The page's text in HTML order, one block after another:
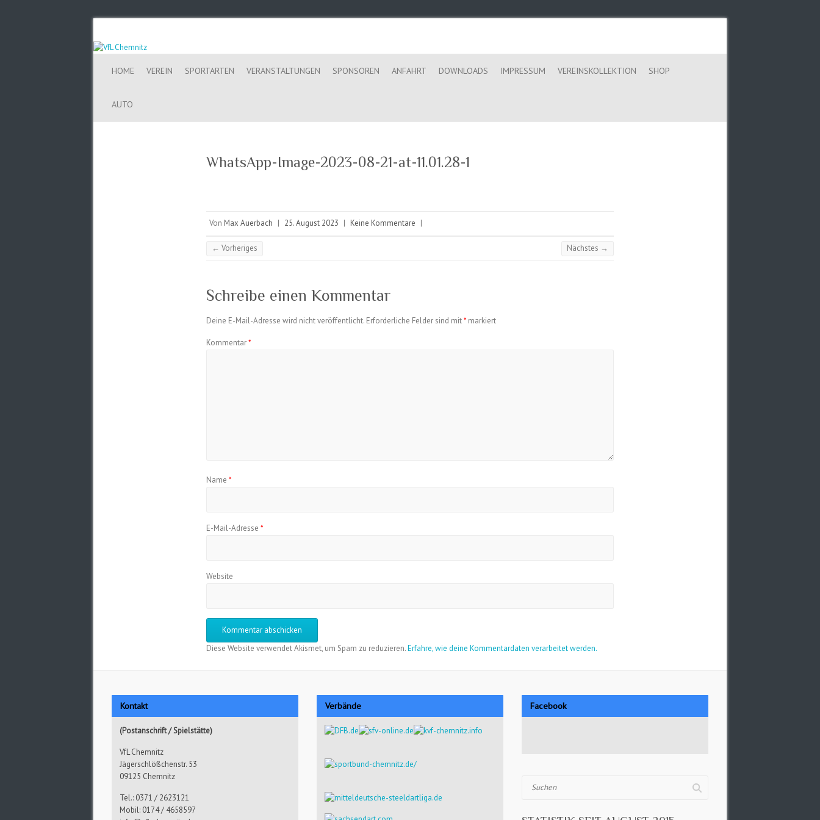
HOME VEREIN SPORTARTEN VERANSTALTUNGEN SPONSOREN ANFAHRT DOWNLOADS IMPRESSUM VEREINSKOLLEKTION SHOP
AUTO
WhatsApp-Image-2023-08-21-at-11.01.28-1
Von Max Auerbach | 25. August 2023 | Keine Kommentare |
← Vorheriges Nächstes →
Schreibe einen Kommentar
Deine E-Mail-Adresse wird nicht veröffentlicht. Erforderliche Felder sind mit* markiert
Kommentar*
Name *
E-Mail-Adresse *
Website
Diese Website verwendet Akismet, um Spam zu reduzieren.Erfahre, wie deine Kommentardaten verarbeitet werden.
Kontakt
(Postanschrift / Spielstätte)
VfL Chemnitz
Jägerschlößchenstr. 53
09125 Chemnitz
Tel.: 0371 / 2623121
Mobil: 0174 / 4658597
Verbände Facebook